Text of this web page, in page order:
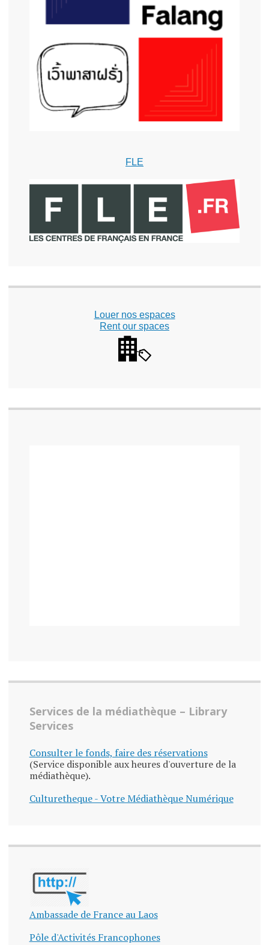
FLE
Louer nos espaces
Rent our spaces
Services de la médiathèque – Library
Services
Consulter le fonds, faire des réservations
(Service disponible aux heures d'ouverture de la
médiathèque).
Culturetheque - Votre Médiathèque Numérique
Ambassade de France au Laos
Pôle d'Activités Francophones